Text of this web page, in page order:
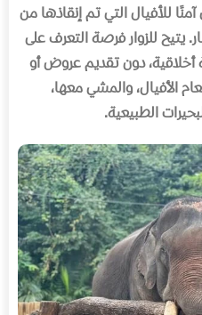
للأفيال التي تم إنقاذها من
.يتيح للزوار فرصة التعرف على
أخلاقية، دون تقديم عروض أو
الأفيال، والمشي معها،
الطبيعية.